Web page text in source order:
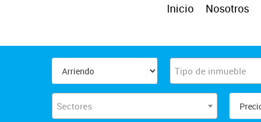
Inicio Nosotros
Tipo de inmueble
Sectores